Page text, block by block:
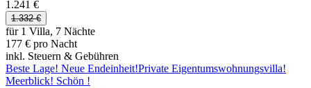
1.241 €
1.332 €
für 1 Villa, 7 Nächte
177 € pro Nacht
inkl. Steuern & Gebühren
Beste Lage! Neue Endeinheit!Private Eigentumswohnungsvilla!
Meerblick! Schön !